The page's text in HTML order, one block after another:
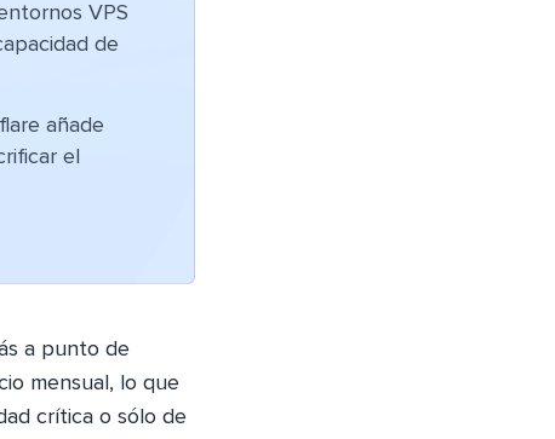
VPS
de
añade
el
a punto de
mensual, lo que
crítica o sólo de